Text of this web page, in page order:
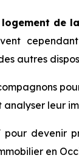
de la
autres
leur
devenir
en